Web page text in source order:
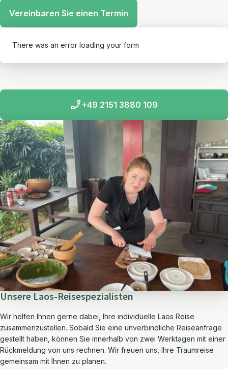
Vereinbaren Sie einen Termin
There was an error loading your form
+49 2151 3880 109
Unsere Laos-Reisespezialisten
Wir helfen Ihnen gerne dabei, Ihre individuelle Laos Reise
zusammenzustellen. Sobald Sie eine unverbindliche Reiseanfrage
gestellt haben, können Sie innerhalb von zwei Werktagen mit einer
Rückmeldung von uns rechnen. Wir freuen uns, Ihre Traumreise
gemeinsam mit Ihnen zu planen.